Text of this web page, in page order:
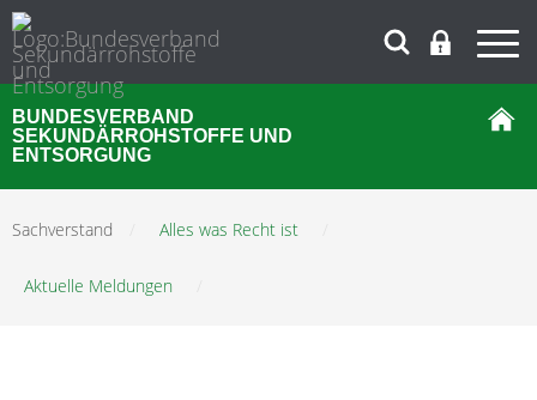
BUNDESVERBAND
SEKUNDÄRROHSTOFFE UND
ENTSORGUNG
Sachverstand Alles was Recht ist
Aktuelle Meldungen